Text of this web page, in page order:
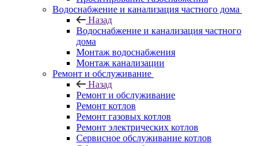
Водоснабжение и канализация частного дома
Назад
Водоснабжение и канализация частного
дома
Монтаж водоснабжения
Монтаж канализации
Ремонт и обслуживание
Назад
Ремонт и обслуживание
Ремонт котлов
Ремонт газовых котлов
Ремонт электрических котлов
Сервисное обслуживание котлов